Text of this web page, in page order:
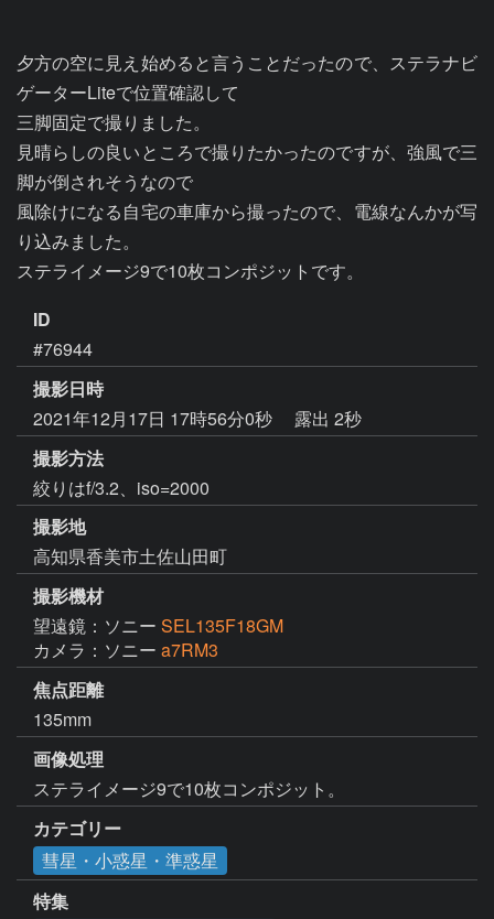
夕方の空に見え始めると言うことだったので、ステラナビ
ゲーターLiteで位置確認して
三脚固定で撮りました。
見晴らしの良いところで撮りたかったのですが、強風で三
脚が倒されそうなので
風除けになる自宅の車庫から撮ったので、電線なんかが写
り込みました。
ステライメージ9で10枚コンポジットです。
ID
#76944
撮影日時
2021年12月17日 17時56分0秒
露出 2秒
撮影方法
絞りはf/3.2、iso=2000
撮影地
高知県香美市土佐山田町
撮影機材
望遠鏡：ソニー SEL135F18GM
カメラ：ソニー a7RM3
焦点距離
135mm
画像処理
カテゴリー
彗星・小惑星・準惑星
特集